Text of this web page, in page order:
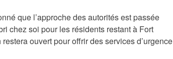
que l’approche des autorités est passée
chez soi pour les résidents restant à Fort
ouvert pour offrir des services d’urgence